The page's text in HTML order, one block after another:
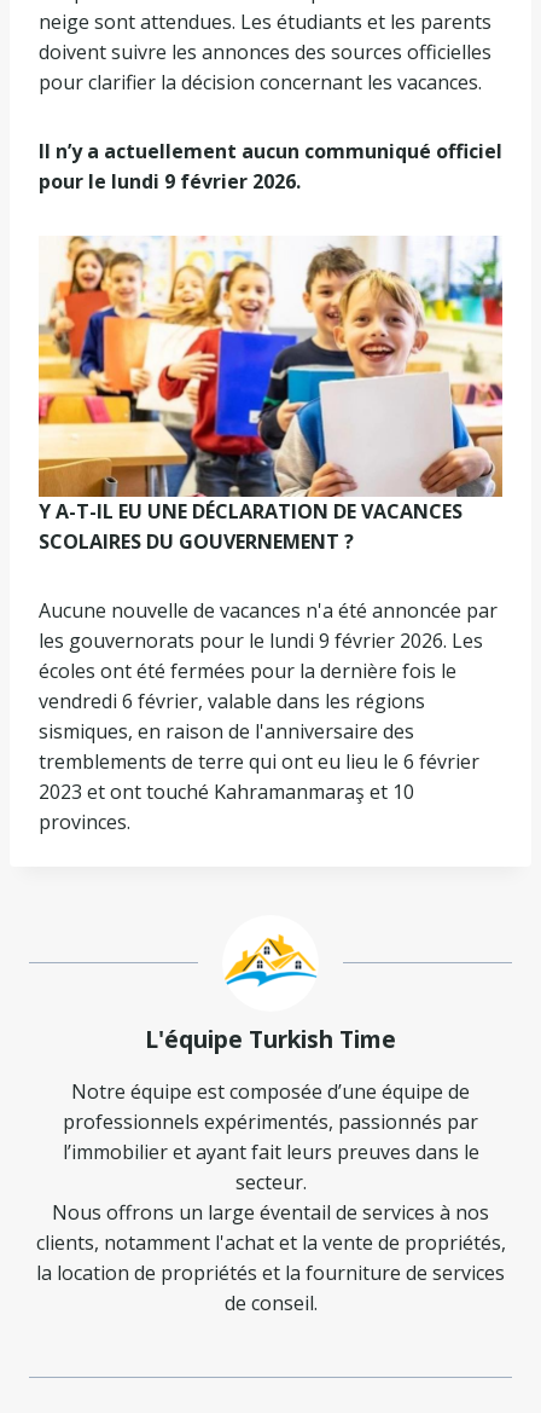
neige sont attendues. Les étudiants et les parents
doivent suivre les annonces des sources officielles
pour clarifier la décision concernant les vacances.
Il n’y a actuellement aucun communiqué officiel
pour le lundi 9 février 2026.
Y A-T-IL EU UNE DÉCLARATION DE VACANCES
SCOLAIRES DU GOUVERNEMENT ?
Aucune nouvelle de vacances n'a été annoncée par
les gouvernorats pour le lundi 9 février 2026. Les
écoles ont été fermées pour la dernière fois le
vendredi 6 février, valable dans les régions
sismiques, en raison de l'anniversaire des
tremblements de terre qui ont eu lieu le 6 février
2023 et ont touché Kahramanmaraş et 10
provinces.
L'équipe Turkish Time
Notre équipe est composée d’une équipe de
professionnels expérimentés, passionnés par
l’immobilier et ayant fait leurs preuves dans le
secteur.
Nous offrons un large éventail de services à nos
clients, notamment l'achat et la vente de propriétés,
la location de propriétés et la fourniture de services
de conseil.